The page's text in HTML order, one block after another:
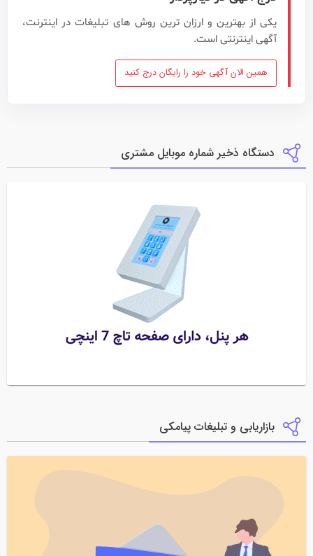
یکی از بهترین و ارزان ترین روش های تبلیغات در اینترنت،
آگهی اینترنتی است.
همین الان آگهی خود را رایگان درج کنید
دستگاه ذخیر شماره موبایل مشتری
بازاریابی و تبلیغات پیامکی